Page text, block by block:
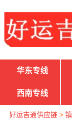
华东专线
西南专线
好运吉通供应链>